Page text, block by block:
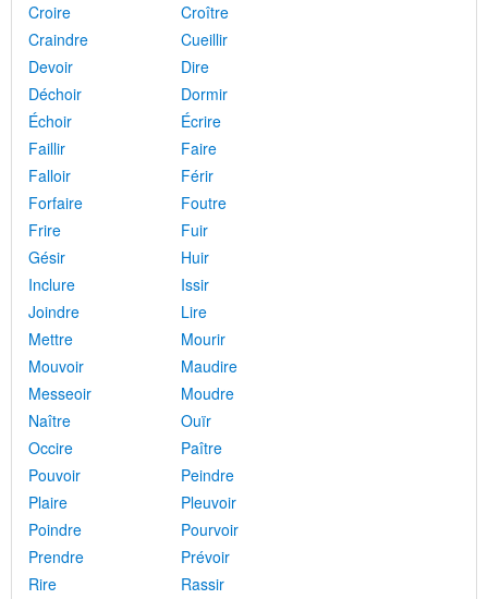
Croire
Croître
Craindre
Cueillir
Devoir
Dire
Déchoir
Dormir
Échoir
Écrire
Faillir
Faire
Falloir
Férir
Forfaire
Foutre
Frire
Fuir
Gésir
Huir
Inclure
Issir
Joindre
Lire
Mettre
Mourir
Mouvoir
Maudire
Messeoir
Moudre
Naître
Ouïr
Occire
Paître
Pouvoir
Peindre
Plaire
Pleuvoir
Poindre
Pourvoir
Prendre
Prévoir
Rire
Rassir